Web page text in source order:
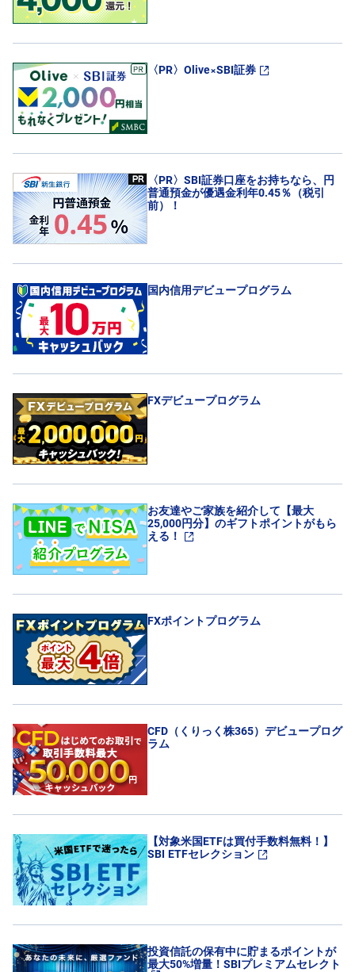
〈PR〉Olive×SBI証券
〈PR〉SBI証券口座をお持ちなら、円
普通預金が優遇金利年0.45％（税引
前）！
国内信用デビュープログラム
FXデビュープログラム
お友達やご家族を紹介して【最大
25,000円分】のギフトポイントがもら
える！
FXポイントプログラム
CFD（くりっく株365）デビュープログ
ラム
【対象米国ETFは買付手数料無料！】
SBI ETFセレクション
投資信託の保有中に貯まるポイントが
最大50%増量！SBIプレミアムセレクト